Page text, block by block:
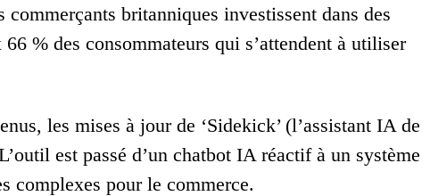
britanniques investissent dans des
% des consommateurs qui s’attendent à utiliser
les mises à jour de ‘Sidekick’ (l’assistant IA de
est passé d’un chatbot IA réactif à un système
complexes pour le commerce.